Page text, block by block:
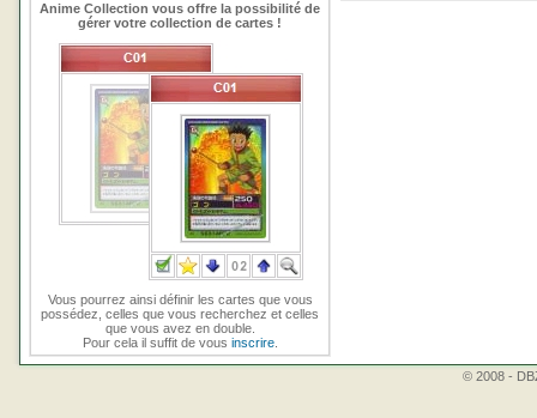
Anime Collection vous offre la possibilité de
gérer votre collection de cartes !
Vous pourrez ainsi définir les cartes que vous
possédez, celles que vous recherchez et celles
que vous avez en double.
Pour cela il suffit de vous inscrire.
© 2008 -